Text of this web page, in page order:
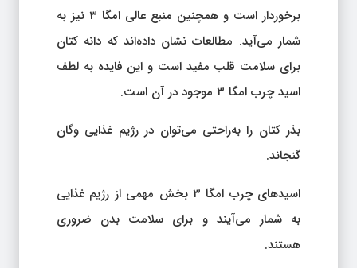
برخوردار است و همچنین منبع عالی امگا ۳ نیز به
شمار می‌آید. مطالعات نشان داده‌اند که دانه کتان
برای سلامت قلب مفید است و این فایده به لطف
اسید چرب امگا ۳ موجود در آن است.
بذر کتان را به‌راحتی می‌توان در رژیم غذایی وگان
گنجاند.
اسیدهای چرب امگا ۳ بخش مهمی از رژیم غذایی
به شمار می‌آیند و برای سلامت بدن ضروری
هستند.